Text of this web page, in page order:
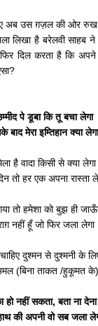
अब उस ग़ज़ल की ओर रुख
लिखा है बरेलवी
फिर दिल करता है कि
पे डूबा कि तू बचा लेगा
बाद मेरा इम्तिहान क्या
है वादा किसी से क्या लेगा
तो हर एक अपना रास्ता
तो हमेशा को बुझ ही
नहीं हूँ जो फिर जला लेगा
दुश्मन से दुश्मनी के
(बिना ताकत /हुकूमत के)
हो नहीं सकता, बता ना
की अपनी वो सब जला